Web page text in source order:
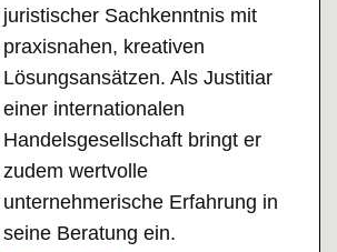
juristischer Sachkenntnis mit
praxisnahen, kreativen
Lösungsansätzen. Als Justitiar
einer internationalen
Handelsgesellschaft bringt er
zudem wertvolle
unternehmerische Erfahrung in
seine Beratung ein.